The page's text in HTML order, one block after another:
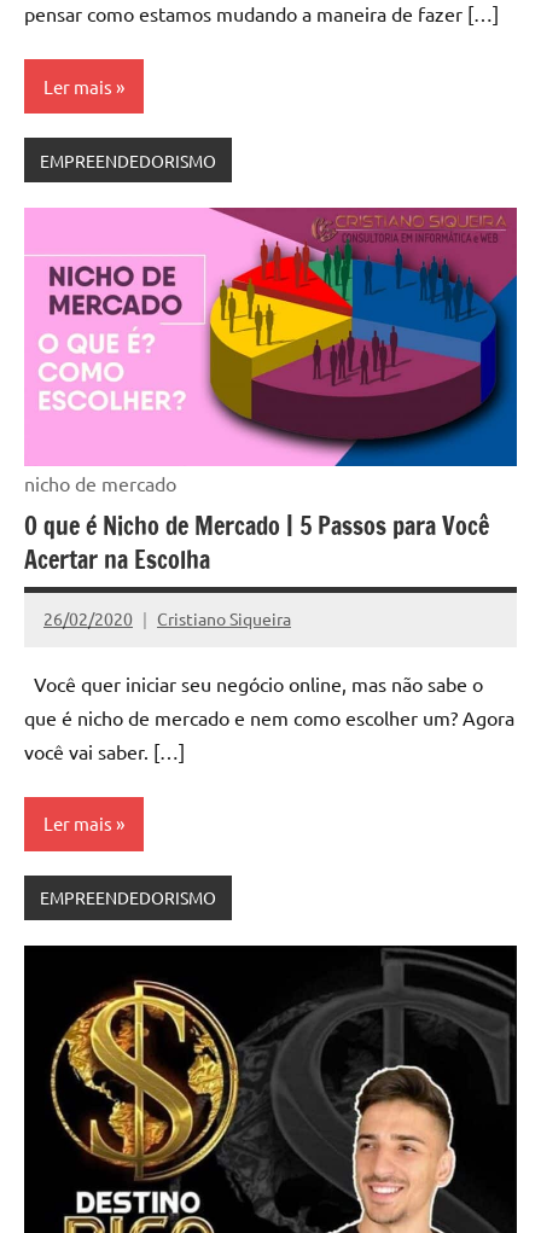
pensar como estamos mudando a maneira de fazer […]
Ler mais
EMPREENDEDORISMO
nicho de mercado
O que é Nicho de Mercado | 5 Passos para Você
Acertar na Escolha
26/02/2020 Cristiano Siqueira
Nenhum
Você quer iniciar seu negócio online, mas não sabe o
que é nicho de mercado e nem como escolher um? Agora
você vai saber. […]
Ler mais
EMPREENDEDORISMO